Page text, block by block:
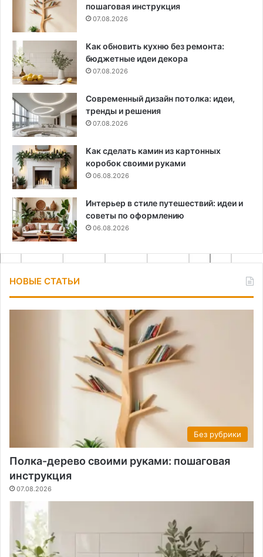
пошаговая инструкция
07.08.2026
Как обновить кухню без ремонта:
бюджетные идеи декора
07.08.2026
Современный дизайн потолка: идеи,
тренды и решения
07.08.2026
Как сделать камин из картонных
коробок своими руками
06.08.2026
Интерьер в стиле путешествий: идеи и
советы по оформлению
06.08.2026
НОВЫЕ СТАТЬИ
Без рубрики
Полка-дерево своими руками: пошаговая
инструкция
07.08.2026